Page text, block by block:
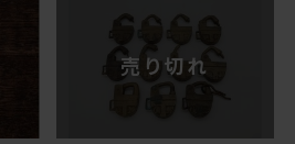
売り切れ